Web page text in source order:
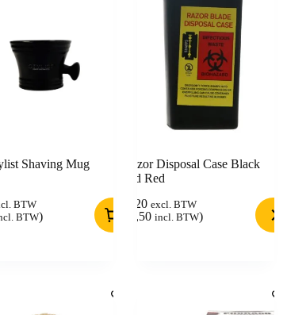
Shaving Mug
BTW
BTW)
Razor Disposal Case Black
and Red
6,20 excl. BTW
7,50 incl. BTW)